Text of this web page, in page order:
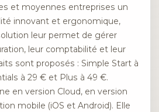
et moyennes entreprises un
innovant et ergonomique,
leur permet de gérer
leur comptabilité et leur
sont proposés : Simple Start à
à 29 € et Plus à 49 €.
en version Cloud, en version
mobile (iOS et Android). Elle